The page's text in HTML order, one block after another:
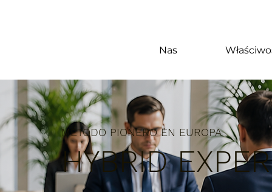
Nas
MÉTODO PIONERO EN EUROPA
HYBRID